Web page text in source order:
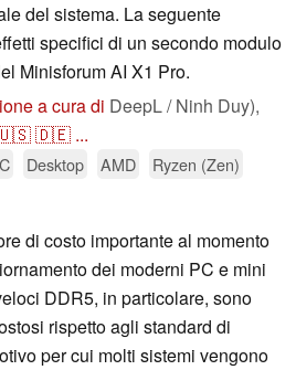
del sistema. La seguente
specifici di un secondo modulo
Minisforum AI X1 Pro.
a cura di DeepL / Ninh Duy),
🇩🇪 ...
Desktop AMD
Ryzen (Zen)
di costo importante al momento
dei moderni PC e mini
DDR5, in particolare, sono
rispetto agli standard di
per cui molti sistemi vengono